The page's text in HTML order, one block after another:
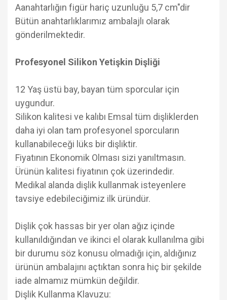
Aanahtarlığın figür hariç uzunluğu 5,7 cm"dir
Bütün anahtarlıklarımız ambalajlı olarak
gönderilmektedir.
Profesyonel Silikon Yetişkin Dişliği
12 Yaş üstü bay, bayan tüm sporcular için
uygundur.
Silikon kalitesi ve kalıbı Emsal tüm dişliklerden
daha iyi olan tam profesyonel sporcuların
kullanabileceği lüks bir dişliktir.
Fiyatının Ekonomik Olması sizi yanıltmasın.
Ürünün kalitesi fiyatının çok üzerindedir.
Medikal alanda dişlik kullanmak isteyenlere
tavsiye edebileciğimiz ilk üründür.
Dişlik çok hassas bir yer olan ağız içinde
kullanıldığından ve ikinci el olarak kullanılma gibi
bir durumu söz konusu olmadığı için, aldığınız
ürünün ambalajını açtıktan sonra hiç bir şekilde
iade almamız mümkün değildir.
Dişlik Kullanma Klavuzu: